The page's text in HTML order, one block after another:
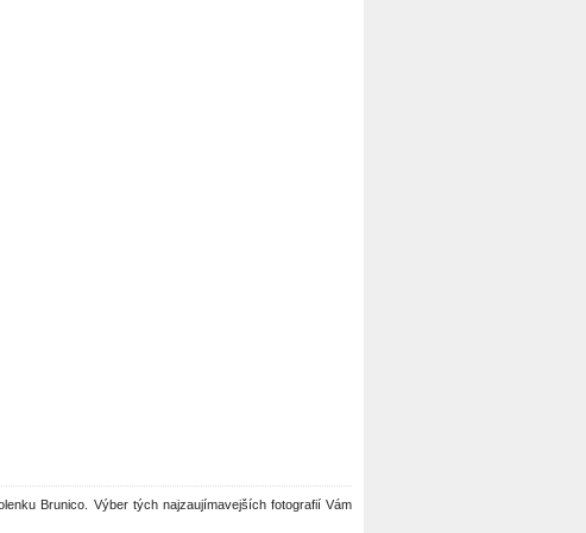
Brunico. Výber tých najzaujímavejších fotografií Vám